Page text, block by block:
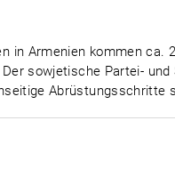
in Armenien kommen
sowjetische Partei-
Abrüstungsschritte